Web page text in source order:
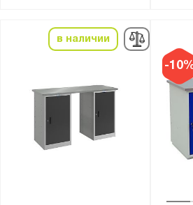
в наличии
-
Фанера 30 мм + стальная
накладка 6 мм
Фанера 40 мм+лак
Фанера 40 мм + стальная
Фаннера 30 мм +